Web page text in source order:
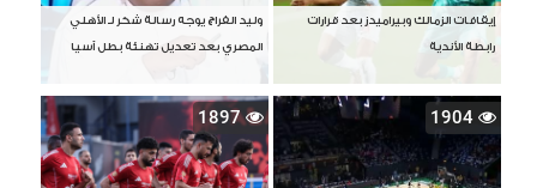
إيقافات الزمالك وبيراميدز بعد قرارات
رابطة الأندية
وليد الفراج يوجه رسالة شكر لـ الأهلي
المصري بعد تعديل تهنئة بطل آسيا
1904
1897